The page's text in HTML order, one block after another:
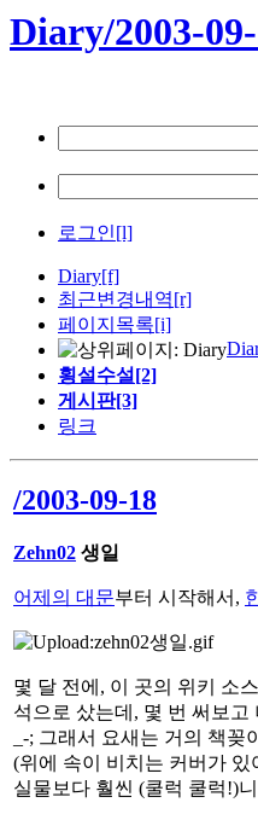
Diary/2003-
로그인[l]
Diary[f]
최근변경내역[r]
페이지목록[i]
횡설수설[2]
게시판[3]
링크
/2003-09-18
Zehn02 생일
어제의 대문부터 시작해서,
몇 달 전에, 이 곳의 위키 소
석으로 샀는데, 몇 번 써보
_-; 그래서 요새는 거의 책
(위에 속이 비치는 커버가
실물보다 훨씬 (쿨럭 쿨럭!)